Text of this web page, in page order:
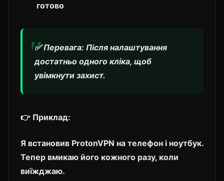
готово
✅ Перевага: Після налаштування
достатньо одного кліка, щоб
увімкнути захист.
👉 Приклад:
Я встановив ProtonVPN на телефон і ноутбук.
Тепер вмикаю його кожного разу, коли
виїжджаю.